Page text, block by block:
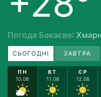
Погода Бакаєве:
СЬОГОДНІ ЗАВТРА
ПН
10.08
ВТ
11.08
СР
12.08